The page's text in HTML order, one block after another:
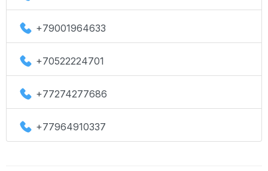
+79001964633
+70522224701
+77274277686
+77964910337